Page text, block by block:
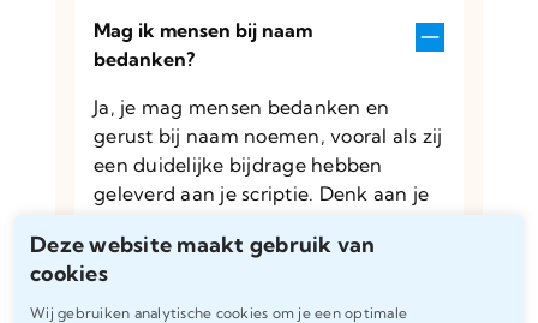
Deze website maakt gebruik van
cookies
Wij gebruiken analytische cookies om je een optimale
Mag ik mensen bij naam
bedanken?
Ja, je mag mensen bedanken en
gerust bij naam noemen, vooral als zij
een duidelijke bijdrage hebben
geleverd aan je scriptie. Denk aan je
familieleden. Houd het respectvol en
beknopt.